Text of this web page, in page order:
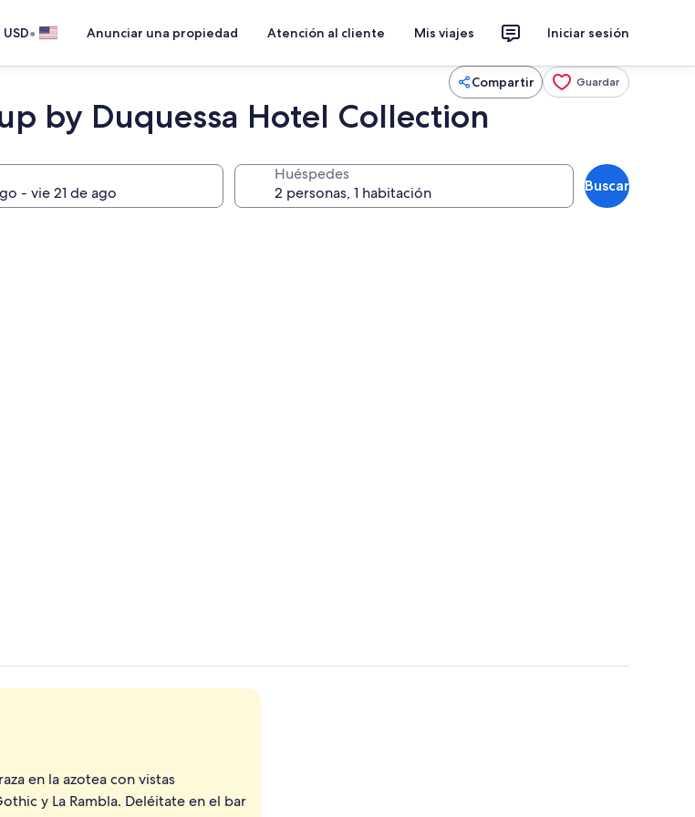
USD• Anunciar una propiedad Atención al cliente Mis viajes Iniciar sesión
Compartir Guardar
by Duquessa Hotel Collection
Huéspedes
Buscar
en la azotea con vistas
y La Rambla. Deléitate en el bar